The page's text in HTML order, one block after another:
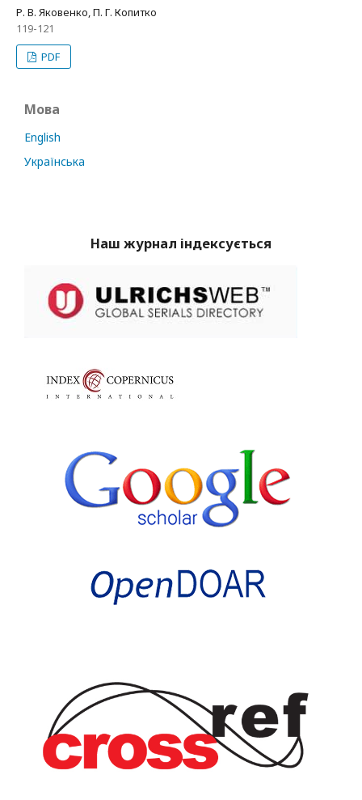
Р. В. Яковенко, П. Г. Копитко
119-121
PDF
Мова
English
Українська
Наш журнал індексується